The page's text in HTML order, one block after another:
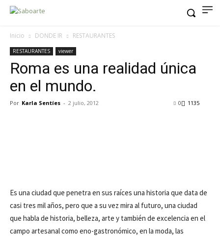
Inicio DONDE IR RESTAURANTES
RESTAURANTES viewer
Roma es una realidad única
en el mundo.
Por Karla Sentíes - 2 julio, 2012 1135
0
Es una ciudad que penetra en sus raíces una historia que data de
casi tres mil años, pero que a su vez mira al futuro, una ciudad
que habla de historia, belleza, arte y también de excelencia en el
campo artesanal como eno-gastronómico, en la moda, las